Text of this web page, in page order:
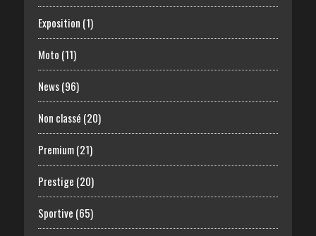
Exposition (1)
Moto (11)
News(96)
Non classé (20)
Premium(21)
Prestige (20)
Sportive (65)